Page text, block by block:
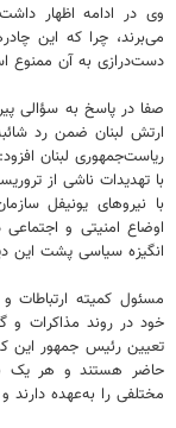
وی در ادامه اظهار
می‌برند، چرا که این
دست‌درازی به آن ممنوع
صفا در پاسخ به سؤالی
ارتش لبنان ضمن رد
ریاست‌جمهوری لبنان
با تهدیدات ناشی از
با نیروهای یونیفل
اوضاع امنیتی و
انگیزه سیاسی پشت این
مسئول کمیته ارتباطات
خود در روند مذاکرات و
تعیین رئیس جمهور این
حاضر هستند و هر یک
مختلفی را به‌عهده دارند